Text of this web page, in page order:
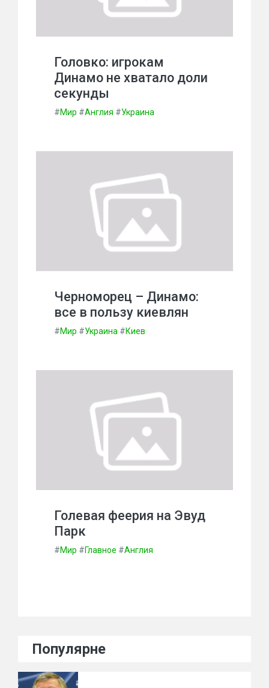
Головко: игрокам
Динамо не хватало доли
секунды
#Мир #Англия #Украина
Черноморец – Динамо:
все в пользу киевлян
#Мир #Украина #Киев
Голевая феерия на Эвуд
Парк
#Мир #Главное #Англия
Популярне